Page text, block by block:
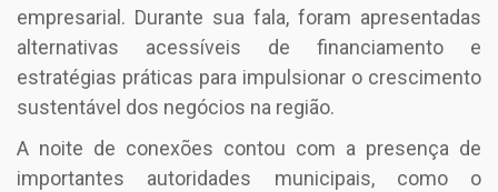
empresarial. Durante sua fala, foram apresentadas
alternativas acessíveis de financiamento e
estratégias práticas para impulsionar o crescimento
sustentável dos negócios na região.
A noite de conexões contou com a presença de
importantes autoridades municipais, como o